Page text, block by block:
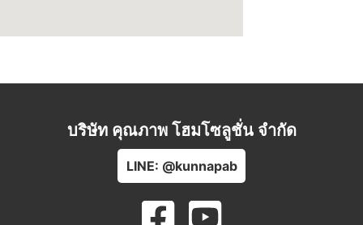
บริษัท คุณภาพ โฮมโซลูชั่น จำกัด
LINE: @kunnapab